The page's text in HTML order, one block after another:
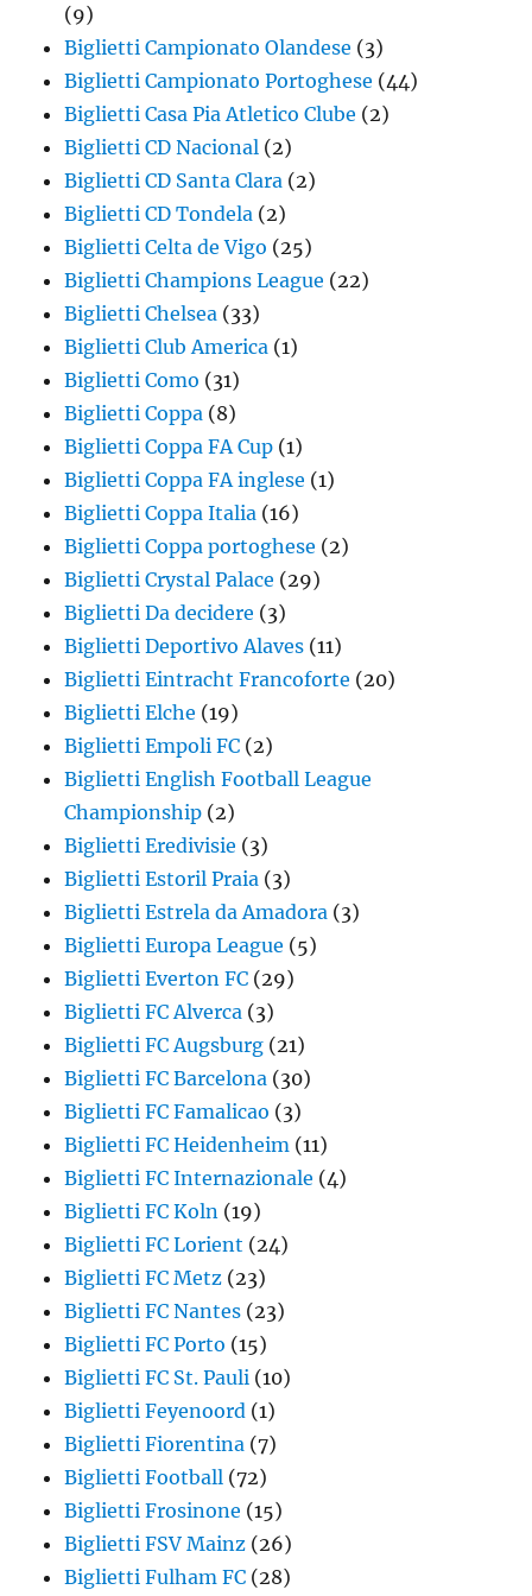
(9)
Biglietti Campionato Olandese (3)
Biglietti Campionato Portoghese (44)
Biglietti Casa Pia Atletico Clube (2)
Biglietti CD Nacional (2)
Biglietti CD Santa Clara (2)
Biglietti CD Tondela (2)
Biglietti Celta de Vigo (25)
Biglietti Champions League (22)
Biglietti Chelsea (33)
Biglietti Club America (1)
Biglietti Como (31)
Biglietti Coppa (8)
Biglietti Coppa FA Cup (1)
Biglietti Coppa FA inglese (1)
Biglietti Coppa Italia (16)
Biglietti Coppa portoghese (2)
Biglietti Crystal Palace (29)
Biglietti Da decidere (3)
Biglietti Deportivo Alaves (11)
Biglietti Eintracht Francoforte (20)
Biglietti Elche (19)
Biglietti Empoli FC (2)
Biglietti English Football League
Championship (2)
Biglietti Eredivisie (3)
Biglietti Estoril Praia (3)
Biglietti Estrela da Amadora (3)
Biglietti Europa League (5)
Biglietti Everton FC (29)
Biglietti FC Alverca (3)
Biglietti FC Augsburg (21)
Biglietti FC Barcelona (30)
Biglietti FC Famalicao (3)
Biglietti FC Heidenheim (11)
Biglietti FC Internazionale (4)
Biglietti FC Koln (19)
Biglietti FC Lorient (24)
Biglietti FC Metz (23)
Biglietti FC Nantes (23)
Biglietti FC Porto (15)
Biglietti FC St. Pauli (10)
Biglietti Feyenoord (1)
Biglietti Fiorentina (7)
Biglietti Football (72)
Biglietti Frosinone (15)
Biglietti FSV Mainz (26)
Biglietti Fulham FC (28)